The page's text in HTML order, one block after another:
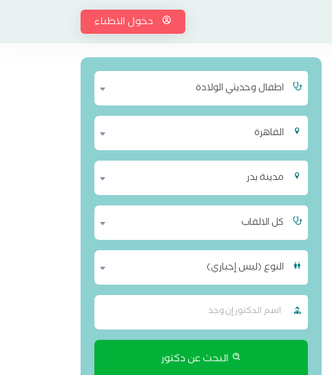
دخول الاطباء
اطفال وحديثي الولادة
القاهرة
مدينة بدر
كل الالقاب
النوع (ليس إجباري)
البحث عن دكتور